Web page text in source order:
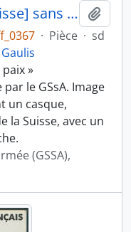
Grande fête pour une [suisse] sans armée
· Pièce · sd
»
le GSsA. Image
un casque,
la Suisse, avec un
(GSSA),